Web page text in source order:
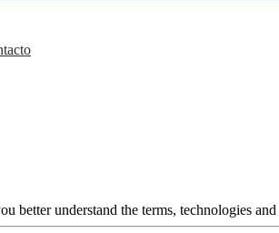
better understand the terms, technologies